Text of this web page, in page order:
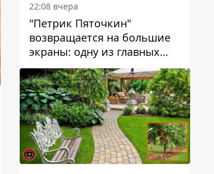
22:08 вчера
"Петрик Пяточкин"
возвращается на большие
экраны: одну из главных
ролей сыграет 9-летний
днепрянин Александр
Войтеховский